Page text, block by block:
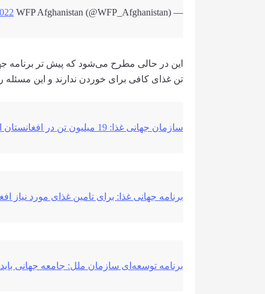
— WFP Afghanistan (@WFP_Afghanistan)
تن غذای کافی برای خوردن ندارند و این
سازمان جهانی غذا: 19 میلیون تن در افغانستان از امنیت غذایی برخوردار نیستند
برنامه جهانی غذا: برای تامین غذای مورد نیاز
برنامه توسعه‌ای سازمان ملل: جامعه جهانی